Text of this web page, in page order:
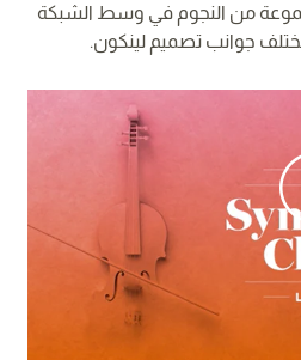
من النجوم في وسط الشبكة
جوانب تصميم لينكون.